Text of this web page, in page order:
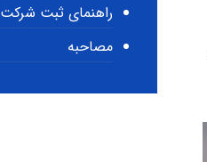
راهنمای ثبت شرکت
مصاحبه